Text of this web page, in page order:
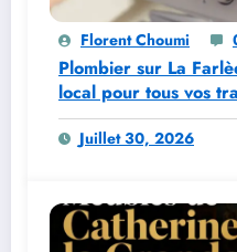
Florent Choumi
Plombier sur La
local pour tous vos
Juillet 30, 2026